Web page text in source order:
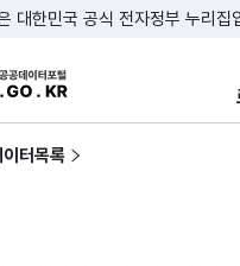
콘텐츠 바
푸터 바로
대한민국 공식 전자정부 누리집
공공데이터
이터목록